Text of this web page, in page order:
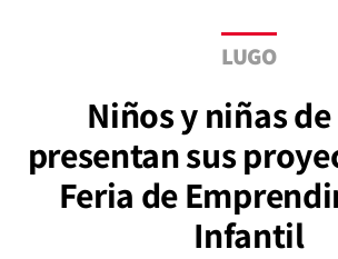
LUGO
Niños y niñas
presentan sus
Feria de
Infantil